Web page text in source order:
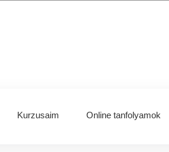
Kurzusaim Online tanfolyamok